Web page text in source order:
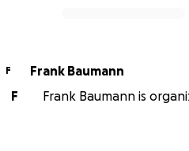
F
Frank Baumann
F
Frank Baumann is